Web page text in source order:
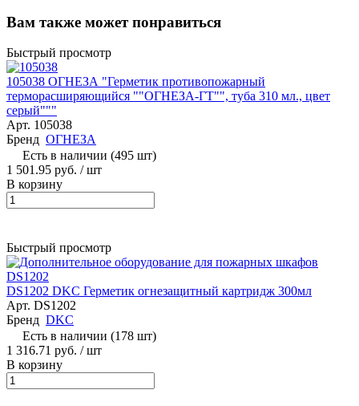
Вам также может понравиться
Быстрый просмотр
105038 ОГНЕЗА "Герметик противопожарный
терморасширяющийся ""ОГНЕЗА-ГТ"", туба 310 мл., цвет
серый"""
Арт. 105038
Бренд ОГНЕЗА
Есть в наличии (495 шт)
1 501.95 руб. / шт
В корзину
Быстрый просмотр
DS1202 DKC Герметик огнезащитный картридж 300мл
Арт. DS1202
Бренд DKC
Есть в наличии (178 шт)
1 316.71 руб. / шт
В корзину